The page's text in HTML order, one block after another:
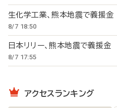
生化学工業、熊本地震で義援
8/7 18:50
日本リリー、熊本地震で義援
8/7 17:55
アクセスランキング